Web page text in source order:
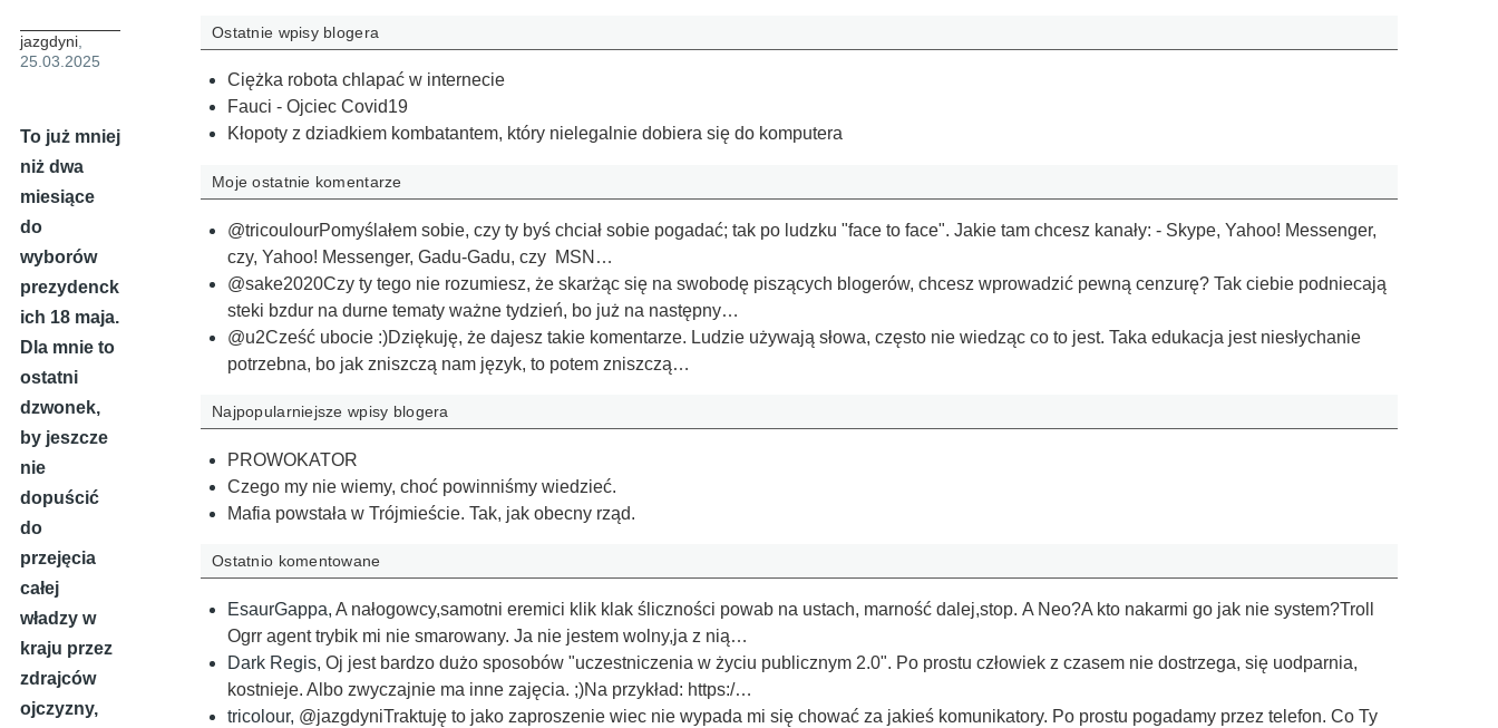
jazgdyni,
25.03.2025
To już mniej
niż dwa
miesiące
do
wyborów
prezydenck
ich 18 maja.
Dla mnie to
ostatni
dzwonek,
by jeszcze
nie
dopuścić
do
przejęcia
całej
władzy w
kraju przez
zdrajców
ojczyzny,
Ostatnie wpisy blogera
Ciężka robota chlapać w internecie
Fauci - Ojciec Covid19
Kłopoty z dziadkiem kombatantem, który nielegalnie dobiera się do komputera
Moje ostatnie komentarze
@tricoulourPomyślałem sobie, czy ty byś chciał sobie pogadać; tak po ludzku "face to face". Jakie tam chcesz kanały: - Skype, Yahoo! Messenger,
czy, Yahoo! Messenger, Gadu-Gadu, czy MSN…
@sake2020Czy ty tego nie rozumiesz, że skarżąc się na swobodę piszących blogerów, chcesz wprowadzić pewną cenzurę? Tak ciebie podniecają
steki bzdur na durne tematy ważne tydzień, bo już na następny…
@u2Cześć ubocie :)Dziękuję, że dajesz takie komentarze. Ludzie używają słowa, często nie wiedząc co to jest. Taka edukacja jest niesłychanie
potrzebna, bo jak zniszczą nam język, to potem zniszczą…
Najpopularniejsze wpisy blogera
PROWOKATOR
Czego my nie wiemy, choć powinniśmy wiedzieć.
Mafia powstała w Trójmieście. Tak, jak obecny rząd.
Ostatnio komentowane
EsaurGappa, A nałogowcy,samotni eremici klik klak śliczności powab na ustach, marność dalej,stop. A Neo?A kto nakarmi go jak nie system?Troll
Ogrr agent trybik mi nie smarowany. Ja nie jestem wolny,ja z nią…
Dark Regis, Oj jest bardzo dużo sposobów "uczestniczenia w życiu publicznym 2.0". Po prostu człowiek z czasem nie dostrzega, się uodparnia,
kostnieje. Albo zwyczajnie ma inne zajęcia. ;)Na przykład: https:/…
tricolour, @jazgdyniTraktuję to jako zaproszenie wiec nie wypada mi się chować za jakieś komunikatory. Po prostu pogadamy przez telefon. Co Ty